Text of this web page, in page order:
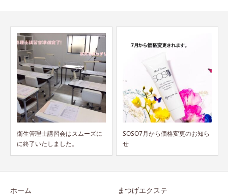
SOSO7月から価格変更のお知ら
せ
衛生管理士講習会を開催しまし
た！
ホーム
まつげエクステ